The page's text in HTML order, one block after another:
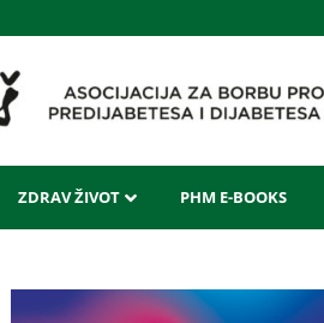
ZDRAV ŽIVOT PHM E-BOOKS